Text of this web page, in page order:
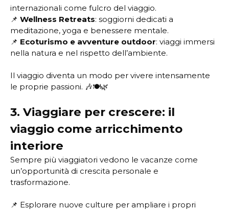
internazionali come fulcro del viaggio.
📌 Wellness Retreats: soggiorni dedicati a
meditazione, yoga e benessere mentale.
📌 Ecoturismo e avventure outdoor: viaggi immersi
nella natura e nel rispetto dell’ambiente.
Il viaggio diventa un modo per vivere intensamente
le proprie passioni. 🎶🍽️🌿
3. Viaggiare per crescere: il
viaggio come arricchimento
interiore
Sempre più viaggiatori vedono le vacanze come
un’opportunità di crescita personale e
trasformazione.
📌 Esplorare nuove culture per ampliare i propri